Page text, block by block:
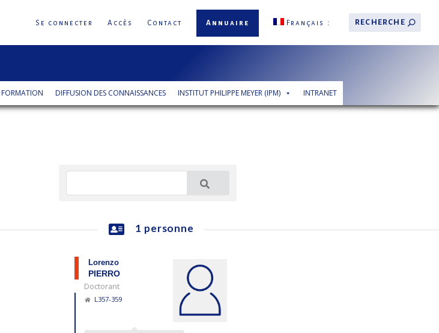
Se connecter Accès Contact Annuaire Français
FORMATION DIFFUSION DES CONNAISSANCES INSTITUT PHILIPPE MEYER (IPM) INTRANET
1 personne
Lorenzo
PIERRO
Doctorant
L357-359